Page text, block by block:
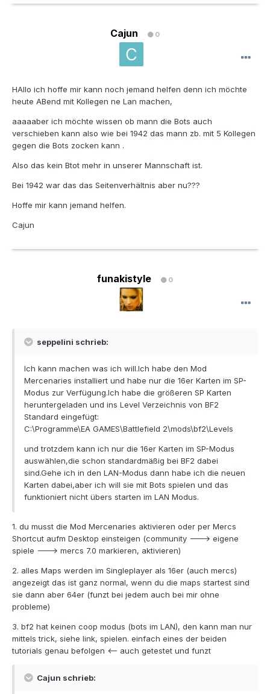
Cajun 0
HAllo ich hoffe mir kann noch jemand helfen denn ich möchte
heute ABend mit Kollegen ne Lan machen,
aaaaaber ich möchte wissen ob mann die Bots auch
verschieben kann also wie bei 1942 das mann zb. mit 5 Kollegen
gegen die Bots zocken kann .
Also das kein Btot mehr in unserer Mannschaft ist.
Bei 1942 war das das Seitenverhältnis aber nu???
Hoffe mir kann jemand helfen.
Cajun
funakistyle 0
seppelini schrieb:
Ich kann machen was ich will.Ich habe den Mod
Mercenaries installiert und habe nur die 16er Karten im SP-
Modus zur Verfügung.Ich habe die größeren SP Karten
heruntergeladen und ins Level Verzeichnis von BF2
Standard eingefügt:
C:\Programme\EA GAMES\Battlefield 2\mods\bf2\Levels
und trotzdem kann ich nur die 16er Karten im SP-Modus
auswählen,die schon standardmäßig bei BF2 dabei
sind.Gehe ich in den LAN-Modus dann habe ich die neuen
Karten dabei,aber ich will sie mit Bots spielen und das
funktioniert nicht übers starten im LAN Modus.
1. du musst die Mod Mercenaries aktivieren oder per Mercs
Shortcut aufm Desktop einsteigen (community ---> eigene
spiele ---> mercs 7.0 markieren, aktivieren)
2. alles Maps werden im Singleplayer als 16er (auch mercs)
angezeigt das ist ganz normal, wenn du die maps startest sind
sie dann aber 64er (funzt bei jedem auch bei mir ohne
probleme)
3. bf2 hat keinen coop modus (bots im LAN), den kann man nur
mittels trick, siehe link, spielen. einfach eines der beiden
tutorials genau befolgen <-- auch getestet und funzt
Cajun schrieb: